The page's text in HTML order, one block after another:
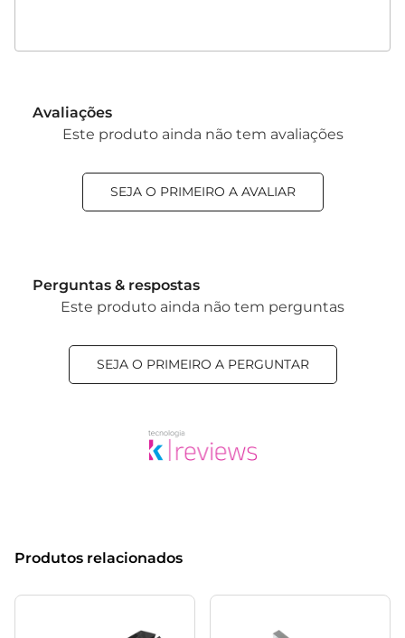
Avaliações
Este produto ainda não tem avaliações
SEJA O PRIMEIRO A AVALIAR
Perguntas & respostas
Este produto ainda não tem perguntas
SEJA O PRIMEIRO A PERGUNTAR
Produtos relacionados